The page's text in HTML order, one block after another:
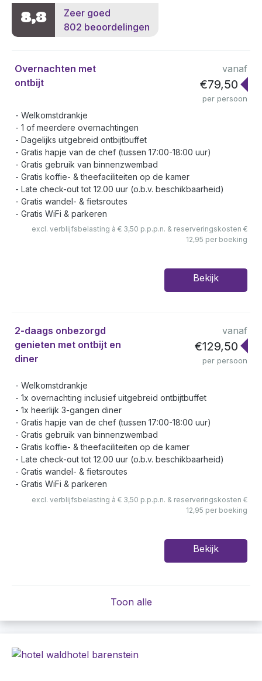
8,3
Zeer goed
802 beoordelingen
Overnachten met
ontbijt
vanaf
€79,50
per persoon
Welkomstdrankje
1 of meerdere overnachtingen
Dagelijks uitgebreid ontbijtbuffet
Gratis hapje van de chef (tussen 17:00-18:00 uur)
Gratis gebruik van binnenzwembad
Gratis koffie- & theefaciliteiten op de kamer
Late check-out tot 12.00 uur (o.b.v. beschikbaarheid)
Gratis wandel- & fietsroutes
Gratis WiFi & parkeren
excl. verblijfsbelasting à € 3,50 p.p.p.n. & reserveringskosten €
12,95 per boeking
Bekijk
2-daags onbezorgd
genieten met ontbijt en
diner
vanaf
€129,50
per persoon
Welkomstdrankje
1x overnachting inclusief uitgebreid ontbijtbuffet
1x heerlijk 3-gangen diner
Gratis hapje van de chef (tussen 17:00-18:00 uur)
Gratis gebruik van binnenzwembad
Gratis koffie- & theefaciliteiten op de kamer
Late check-out tot 12.00 uur (o.b.v. beschikbaarheid)
Gratis wandel- & fietsroutes
Gratis WiFi & parkeren
excl. verblijfsbelasting à € 3,50 p.p.p.n. & reserveringskosten €
12,95 per boeking
Bekijk
Toon alle